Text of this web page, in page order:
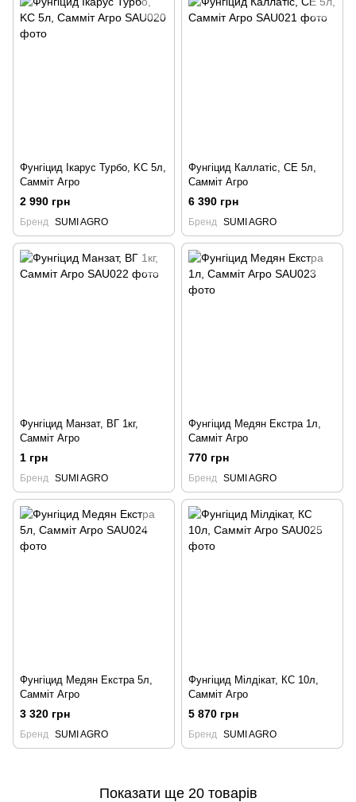
Фунгіцид Ікарус Турбо, KC 5л,
Самміт Агро
2 990 грн
Бренд SUMI AGRO
Фунгіцид Каллатіс, СЕ 5л,
Самміт Агро
6 390 грн
Бренд SUMI AGRO
Фунгіцид Манзат, ВГ 1кг,
Самміт Агро
1 грн
Бренд SUMI AGRO
Фунгіцид Медян Екстра 1л,
Самміт Агро
770 грн
Бренд SUMI AGRO
Фунгіцид Медян Екстра 5л,
Самміт Агро
3 320 грн
Бренд SUMI AGRO
Фунгіцид Мілдікат, КС 10л,
Самміт Агро
5 870 грн
Бренд SUMI AGRO
Показати ще 20 товарів